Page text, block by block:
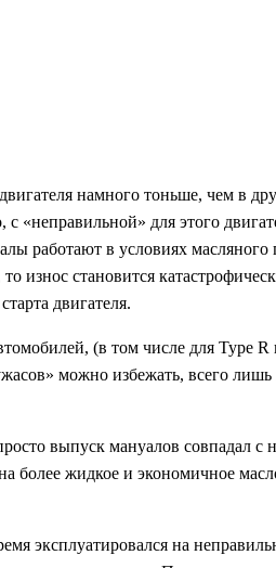
намного тоньше, чем в
«неправильной» для этого
работают в условиях
износ становится
двигателя.
(в том числе для Type
можно избежать, всего
выпуск мануалов совпадал с
более жидкое и экономичное
эксплуатировался на